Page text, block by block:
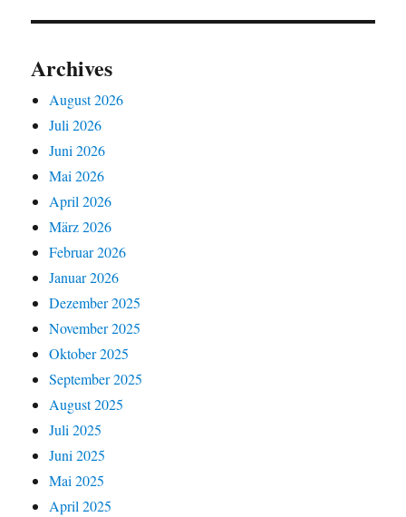
Archives
August 2026
Juli 2026
Juni 2026
Mai 2026
April 2026
März 2026
Februar 2026
Januar 2026
Dezember 2025
November 2025
Oktober 2025
September 2025
August 2025
Juli 2025
Juni 2025
Mai 2025
April 2025